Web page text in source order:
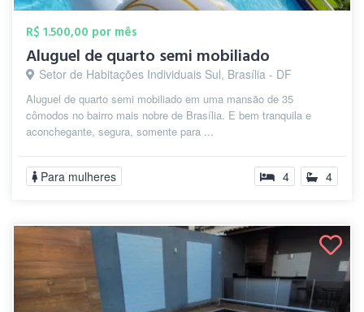
R$ 1.500,00 por mês
Aluguel de quarto semi mobiliado
Setor de Habitações Individuais Sul, Brasília - DF
Aluguel de quarto semi mobiliado em uma mansão de 35
cômodos no bairro mais nobre de Brasília. E bem tranquila e
aconchegante, segura, somente para ...
Para mulheres 4 4